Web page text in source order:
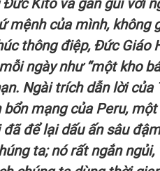
mệnh của mình, không
thông điệp, Đức Giáo
ngày như “một kho
Ngài trích dẫn lời
bổn mạng của Peru,
đã để lại dấu ấn sâu
ta; nó rất ngắn